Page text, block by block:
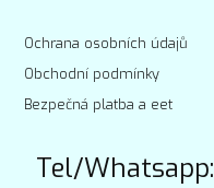
Ochrana osobních údajů
Obchodní podmínky
Bezpečná platba a eet
Tel/Whatsapp: